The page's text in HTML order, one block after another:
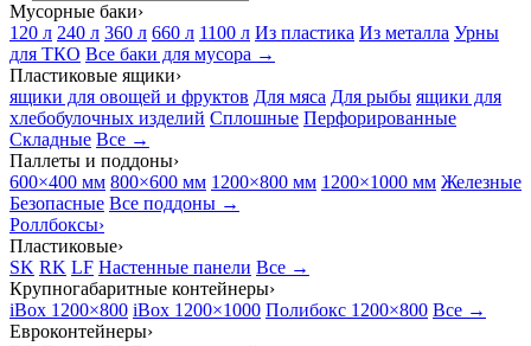
Мусорные баки›
120 л 240 л 360 л 660 л 1100 л Из пластика Из металла Урны
для ТКО Все баки для мусора →
Пластиковые ящики›
ящики для овощей и фруктов Для мяса Для рыбы ящики для
хлебобулочных изделий Сплошные Перфорированные
Складные Все →
Паллеты и поддоны›
600×400 мм 800×600 мм 1200×800 мм 1200×1000 мм Железные
Безопасные Все поддоны →
Роллбоксы›
Пластиковые›
SK RK LF Настенные панели Все →
Крупногабаритные контейнеры›
iBox 1200×800 iBox 1200×1000 Полибокс 1200×800 Все →
Евроконтейнеры›